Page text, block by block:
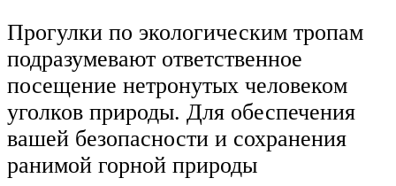
Прогулки по экологическим тропам
подразумевают ответственное
посещение нетронутых человеком
уголков природы. Для обеспечения
вашей безопасности и сохранения
ранимой горной природы